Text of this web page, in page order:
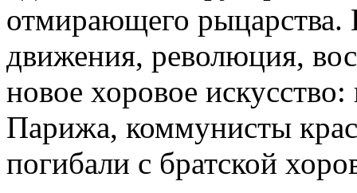
отмирающего рыцарства.
движения, революция,
новое хоровое
Парижа, коммунисты
погибали с братской